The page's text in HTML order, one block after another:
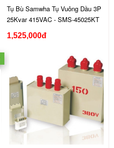
Tụ Bù Samwha Tụ Vuông Dầu 3P
25Kvar 415VAC - SMS-45025KT
1,525,000đ